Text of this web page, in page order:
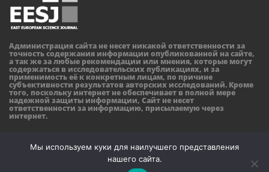
Администрация сайта не несет никакой ответственности за
точность содержания информации опубликованной на сайте,
а так же за любые рекомендации или мнения, которые могут
содержаться в исследовательских публикациях, и за
применимость её к конкретным лицам, по причине
субъективности результатов авторских исследований. Кроме
того, поскольку интернет не обеспечивает в полной мере
надежной защиты информации, Сайт не несет
ответственности за информацию, присылаемую через
интернет.
Мы используем куки для наилучшего представления
нашего сайта.